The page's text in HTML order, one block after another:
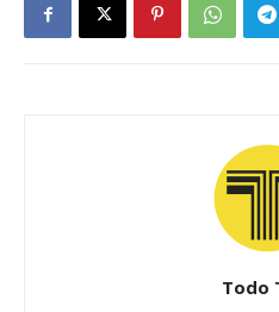
Todo